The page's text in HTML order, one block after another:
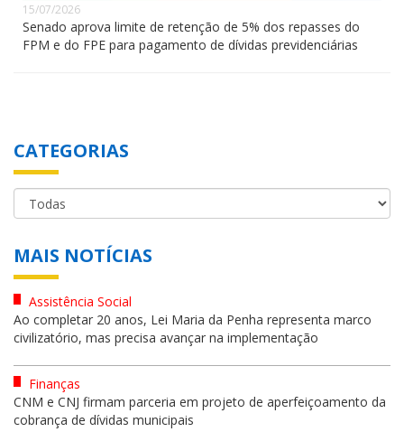
15/07/2026
Senado aprova limite de retenção de 5% dos repasses do
FPM e do FPE para pagamento de dívidas previdenciárias
CATEGORIAS
MAIS NOTÍCIAS
Assistência Social
Ao completar 20 anos, Lei Maria da Penha representa marco
civilizatório, mas precisa avançar na implementação
Finanças
CNM e CNJ firmam parceria em projeto de aperfeiçoamento da
cobrança de dívidas municipais